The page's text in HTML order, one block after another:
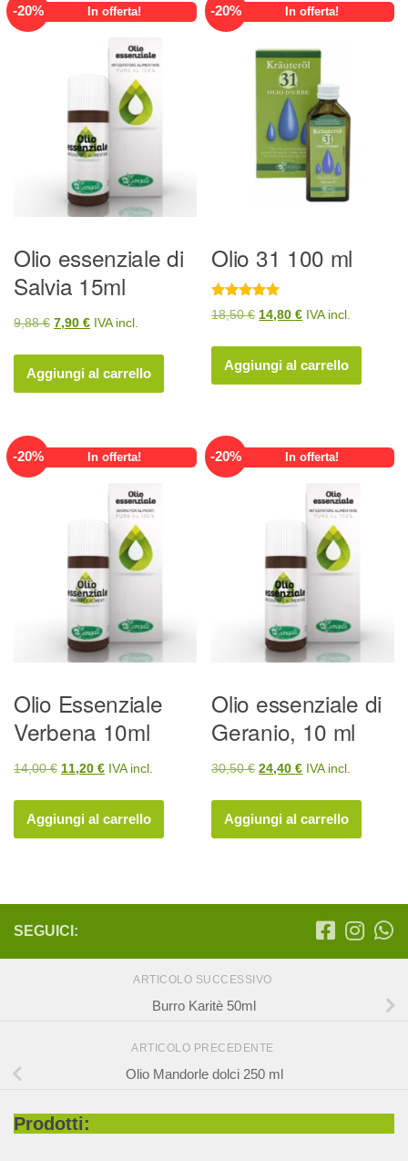
-20% In offerta!
Olio essenziale di
Salvia 15ml
9,88€ Il
originale
era:
7,90 €Il
attuale
è:
IVA incl.
Aggiungi al carrello
-20% In offerta!
Olio 31 100 ml
Valutato
5
18,50€ Il
originale
era:
14,80€Il
attuale
è:
IVA incl.
Aggiungi al carrello
-20% In offerta!
Olio Essenziale
Verbena 10ml
14,00€ Il
originale
era:
11,20 €Il
attuale
è:
IVA incl.
Aggiungi al carrello
-20% In offerta!
Olio essenziale di
Geranio, 10 ml
30,50€ Il
originale
era:
24,40€Il
attuale
è:
IVA incl.
Aggiungi al carrello
SEGUICI:
ARTICOLO SUCCESSIVO
Burro Karitè 50ml
ARTICOLO PRECEDENTE
Olio Mandorle dolci 250 ml
Prodotti: